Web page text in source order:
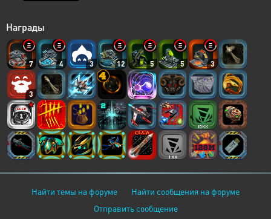
Награды
7 4 3 12 5 5 3
3
Найти темы на форуме
Найти сообщения на форуме
Отправить сообщение